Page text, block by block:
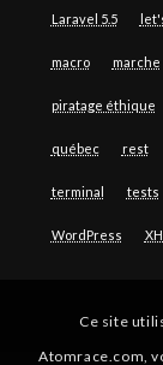
Laravel 5.5
macro marche
piratage éthique
québec rest
terminal tests
WordPress
Ce site
Atomrace.com,